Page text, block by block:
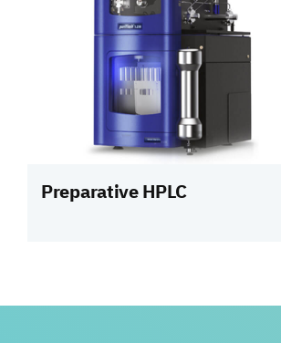
Preparative HPLC